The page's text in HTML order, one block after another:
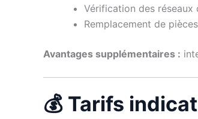
Vérification des réseaux
Remplacement de
Avantages supplémentaires :
💰 Tarifs